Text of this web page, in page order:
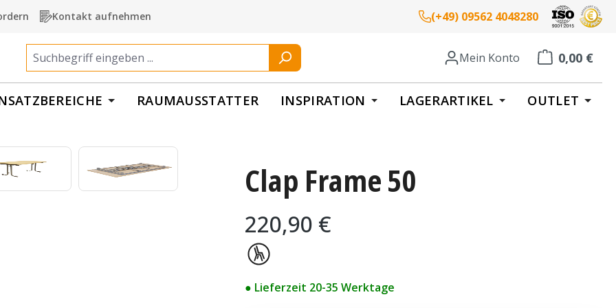
Kontakt aufnehmen (+49) 09562 4048280
Mein Konto 0,00 €
Warenkorb
RAUMAUSSTATTER INSPIRATION LAGERARTIKEL OUTLET
Clap Frame 50
Regulärer Preis:
220,90 €
● Lieferzeit 20-35 Werktage